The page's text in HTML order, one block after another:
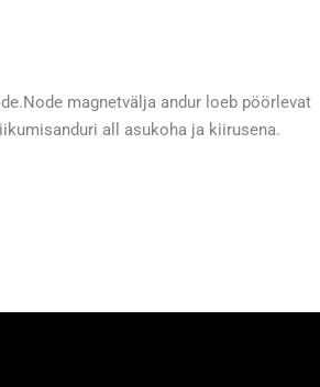
magnetvälja andur loeb pöörlevat
all asukoha ja kiirusena.